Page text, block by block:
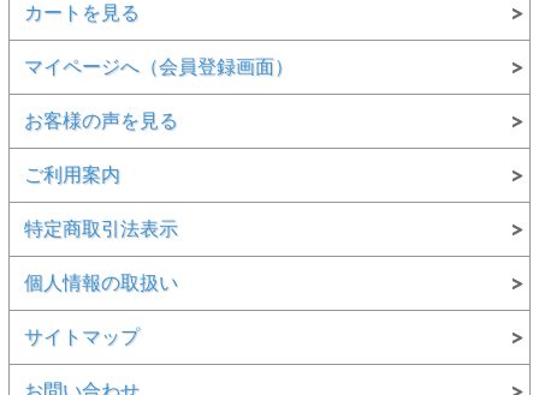
カートを見る
マイページへ（会員登録画面）
お客様の声を見る
ご利用案内
特定商取引法表示
個人情報の取扱い
サイトマップ
お問い合わせ